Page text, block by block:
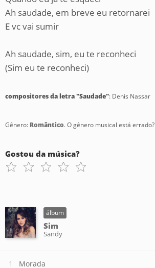
Ah saudade, em breve eu retornarei
E vc vai sumir
Ah saudade, sim, eu te reconheci
(Sim eu te reconheci)
compositores da letra "Saudade": Denis Nassar
Gênero: Romântico. O gênero musical está errado?
Gostou da música?
álbum
Sim
Sandy
Morada